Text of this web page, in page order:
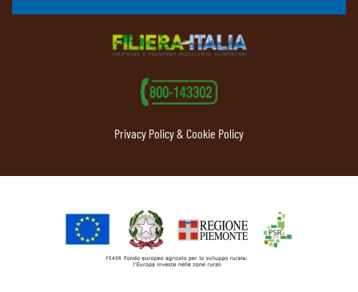
Privacy Policy & Cookie Policy